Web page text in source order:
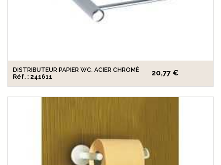
DISTRIBUTEUR PAPIER WC, ACIER CHROMÉ
Réf. : 241611
20,77 €